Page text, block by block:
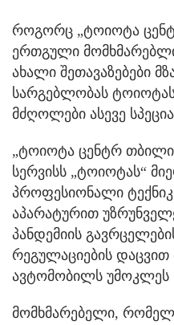
როგორც „ტოიოტა
ერთგული
ახალი შეთავაზებები
სარგებლობას
მძღოლები ასევე
„ტოიოტა ცენტრ
სერვისს „ტოიოტას“
პროფესიონალი
აპარატურით
პანდემიის
რეგულაციების დაცვით
ავტომობილს უმოკლეს
მომხმარებელი,